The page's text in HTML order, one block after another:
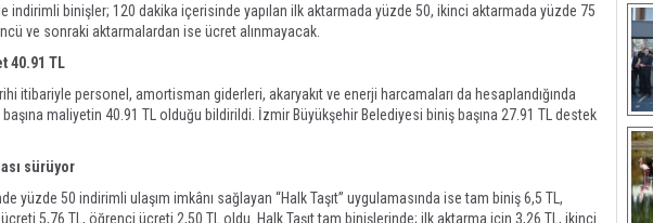
indirimli binişler; 120 dakika içerisinde yapılan ilk aktarmada yüzde 50, ikinci aktarmada yüzde 75
ve sonraki aktarmalardan ise ücret alınmayacak.
40.91 TL
itibariyle personel, amortisman giderleri, akaryakıt ve enerji harcamaları da hesaplandığında
maliyetin 40.91 TL olduğu bildirildi. İzmir Büyükşehir Belediyesi biniş başına 27.91 TL destek
sürüyor
yüzde 50 indirimli ulaşım imkânı sağlayan “Halk Taşıt” uygulamasında ise tam biniş 6,5 TL,
5,76 TL, öğrenci ücreti 2,50 TL oldu. Halk Taşıt tam binişlerinde; ilk aktarma için 3,26 TL, ikinci